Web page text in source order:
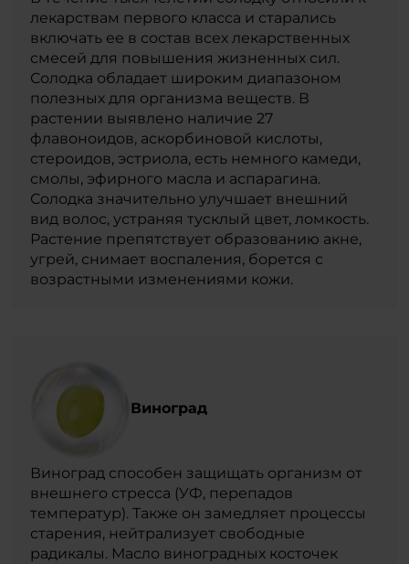
лекарствам первого класса и старались
включать ее в состав всех лекарственных
смесей для повышения жизненных сил.
Солодка обладает широким диапазоном
полезных для организма веществ. В
растении выявлено наличие 27
флавоноидов, аскорбиновой кислоты,
стероидов, эстриола, есть немного камеди,
смолы, эфирного масла и аспарагина.
Солодка значительно улучшает внешний
вид волос, устраняя тусклый цвет, ломкость.
Растение препятствует образованию акне,
угрей, снимает воспаления, борется с
возрастными изменениями кожи.
Виноград
Виноград способен защищать организм от
внешнего стресса (УФ, перепадов
температур). Также он замедляет процессы
старения, нейтрализует свободные
радикалы. Масло виноградных косточек